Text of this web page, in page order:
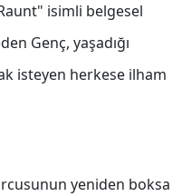
isimli belgesel
Genç, yaşadığı
isteyen herkese ilham
yeniden boksa